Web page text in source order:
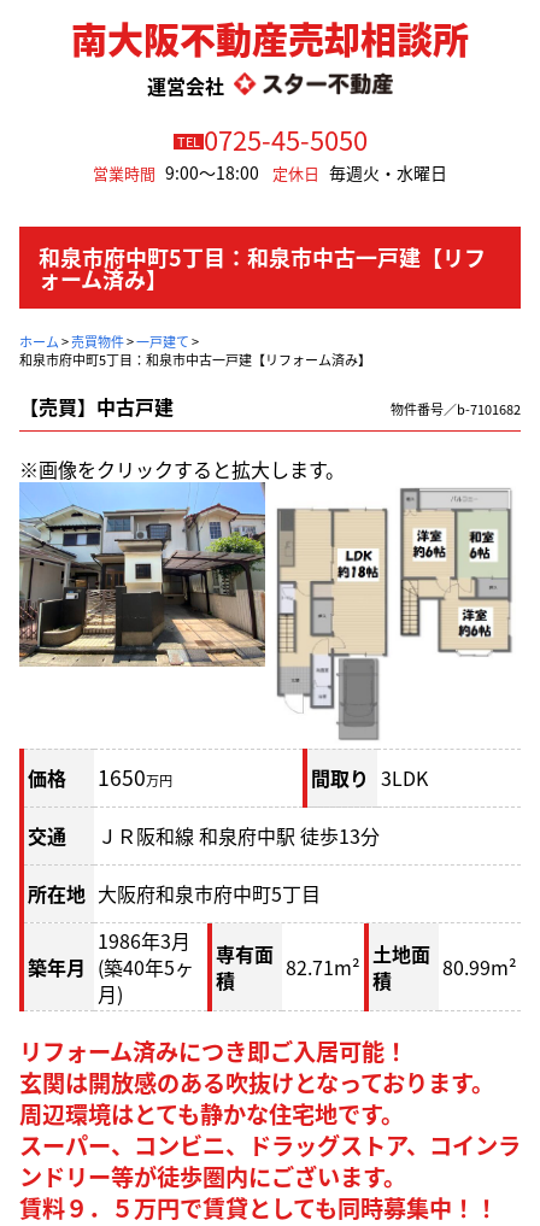
南大阪不動産売却相談所
運営会社
TEL0725-45-5050
営業時間 9:00～18:00 定休日 毎週火・水曜日
和泉市府中町5丁目：和泉市中古一戸建【リフ
ォーム済み】
ホーム>売買物件>一戸建て>
和泉市府中町5丁目：和泉市中古一戸建【リフォーム済み】
【売買】中古戸建 物件番号／b-7101682
※画像をクリックすると拡大します。
価格 1650万円 間取り 3LDK
交通
ＪＲ阪和線 和泉府中駅 徒歩13分
所在地 大阪府和泉市府中町5丁目
築年月
1986年3月
(築40年5ヶ
月)
専有面
積
82.71m² 土地面
積
80.99m²
リフォーム済みにつき即ご入居可能！
玄関は開放感のある吹抜けとなっております。
周辺環境はとても静かな住宅地です。
スーパー、コンビニ、ドラッグストア、コインラ
ンドリー等が徒歩圏内にございます。
賃料９．５万円で賃貸としても同時募集中！！